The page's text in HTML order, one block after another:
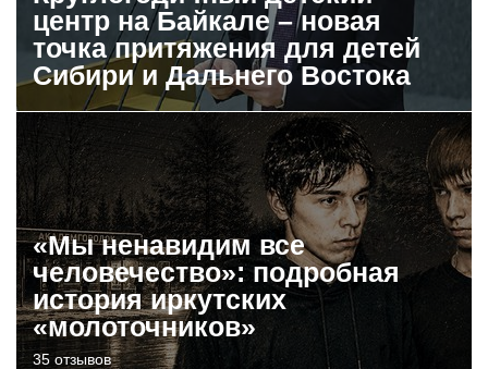
центр на Байкале – новая
точка притяжения для детей
Сибири и Дальнего Востока
«Мы ненавидим все
человечество»: подробная
история иркутских
«молоточников»
35 отзывов